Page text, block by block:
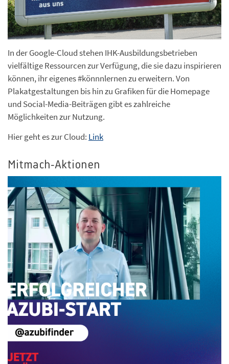
In der Google-Cloud stehen IHK-Ausbildungsbetrieben
vielfältige Ressourcen zur Verfügung, die sie dazu inspirieren
können, ihr eigenes #könnnlernen zu erweitern. Von
Plakatgestaltungen bis hin zu Grafiken für die Homepage
und Social-Media-Beiträgen gibt es zahlreiche
Möglichkeiten zur Nutzung.
Hier geht es zur Cloud: Link
Mitmach-Aktionen